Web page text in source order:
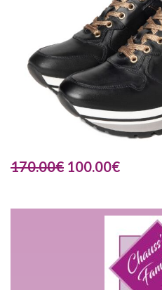
170.00€ 100.00€